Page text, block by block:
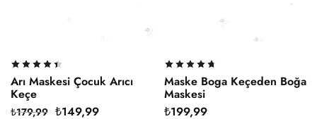
Arı Maskesi Çocuk Arıcı
Keçe
₺179,99 ₺149,99
Maske Boga Keçeden Boğa
Maskesi
₺199,99